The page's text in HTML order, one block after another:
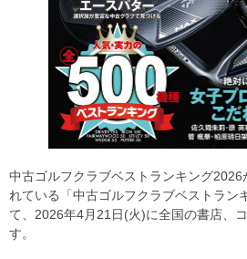
中古ゴルフクラブベストランキング2026
れている「中古ゴルフクラブベストラン
て、2026年4月21日(火)に全国の書店、
す。